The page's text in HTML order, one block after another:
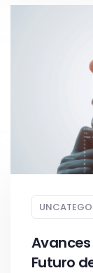
Futuro